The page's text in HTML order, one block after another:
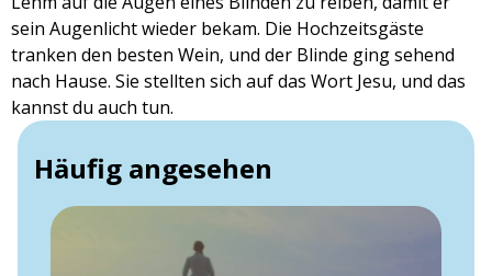
sein Augenlicht wieder bekam. Die Hochzeitsgäste
tranken den besten Wein, und der Blinde ging sehend
nach Hause. Sie stellten sich auf das Wort Jesu, und das
kannst du auch tun.
Häufig angesehen